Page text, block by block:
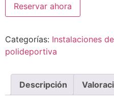
Reservar ahora
Categorías: Instalaciones
polideportiva
Descripción